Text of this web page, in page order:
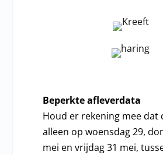
Beperkte afleverdata
Houd er rekening mee dat
alleen op woensdag 29,
mei en vrijdag 31 mei,